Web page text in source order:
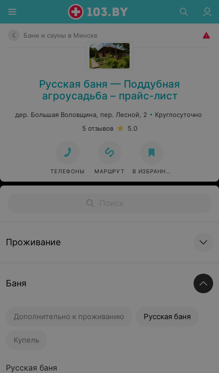
Бани и сауны в Минске
Русская баня — Поддубная
агроусадьба – прайс-лист
дер. Большая Воловщина, пер. Лесной, 2
Круглосуточно
5 отзывов
5.0
ТЕЛЕФОНЫ МАРШРУТ В ИЗБРАННОЕ
Проживание
Баня
Дополнительно к проживанию Русская баня
Купель
Русская баня